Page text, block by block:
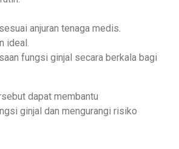
anjuran tenaga medis.
ideal.
fungsi ginjal secara berkala bagi
dapat membantu
ginjal dan mengurangi risiko